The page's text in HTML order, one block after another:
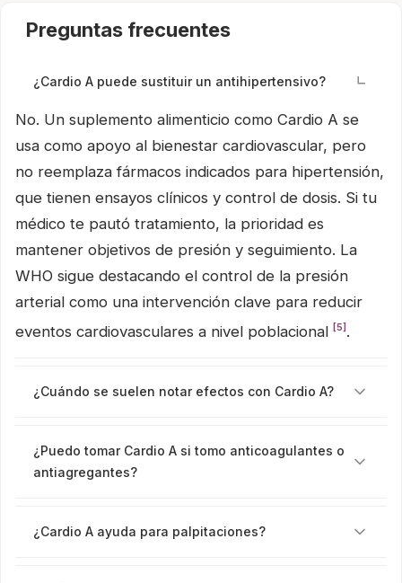
Preguntas frecuentes
¿Cardio A puede sustituir un antihipertensivo?
No. Un suplemento alimenticio como Cardio A se
usa como apoyo al bienestar cardiovascular, pero
no reemplaza fármacos indicados para hipertensión,
que tienen ensayos clínicos y control de dosis. Si tu
médico te pautó tratamiento, la prioridad es
mantener objetivos de presión y seguimiento. La
WHO sigue destacando el control de la presión
arterial como una intervención clave para reducir
eventos cardiovasculares a nivel poblacional [5] .
¿Cuándo se suelen notar efectos con Cardio A?
¿Puedo tomar Cardio A si tomo anticoagulantes o
antiagregantes?
¿Cardio A ayuda para palpitaciones?